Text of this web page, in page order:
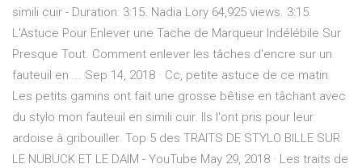
simili cuir - Duration: 3:15. Nadia Lory 64,925 views. 3:15.
L'Astuce Pour Enlever une Tache de Marqueur Indélébile Sur
Presque Tout. Comment enlever les tâches d'encre sur un
fauteuil en ... Sep 14, 2018 · Cc, petite astuce de ce matin.
Les petits gamins ont fait une grosse bêtise en tâchant avec
du stylo mon fauteuil en simili cuir. Ils l'ont pris pour leur
ardoise à gribouiller. Top 5 des TRAITS DE STYLO BILLE SUR
LE NUBUCK ET LE DAIM - YouTube May 29, 2018 · Les traits de